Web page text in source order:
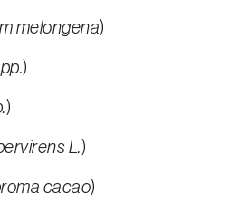
melongena)
)
)
L.)
cacao)